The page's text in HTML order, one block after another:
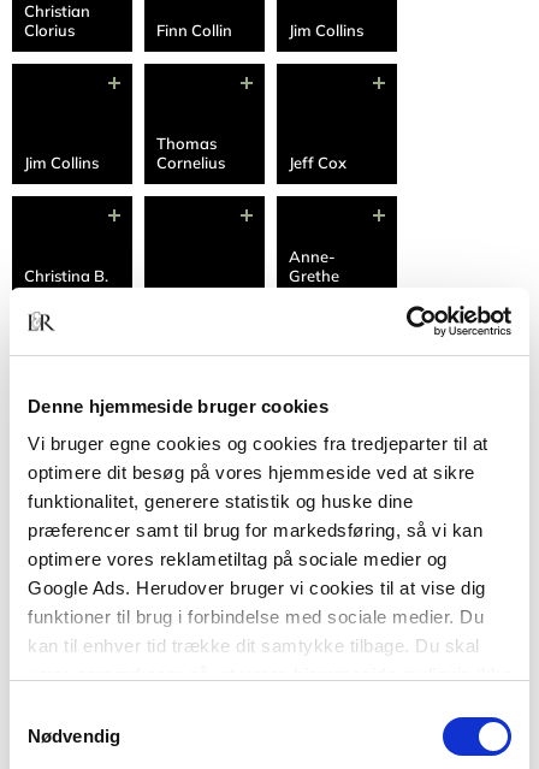
Denne hjemmeside bruger cookies
Vi bruger egne cookies og cookies fra tredjeparter til at
optimere dit besøg på vores hjemmeside ved at sikre
funktionalitet, generere statistik og huske dine
præferencer samt til brug for markedsføring, så vi kan
optimere vores reklametiltag på sociale medier og
Google Ads. Herudover bruger vi cookies til at vise dig
funktioner til brug i forbindelse med sociale medier. Du
kan til enhver tid trække dit samtykke tilbage. Du skal
tilbagetrækker et samtykke.
Nødvendig
Christian
Clorius
Finn Collin Jim Collins
Jim Collins
Thomas
Cornelius
Jeff Cox
Christina B.
Anne-
Grethe
Pernille
Caroline Lilja
Jesper
Dammeyer
Tine
Damsholt
Sofie
Danneskiold-
Samsøe
Petra
Hanne